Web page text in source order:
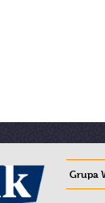
Grupa